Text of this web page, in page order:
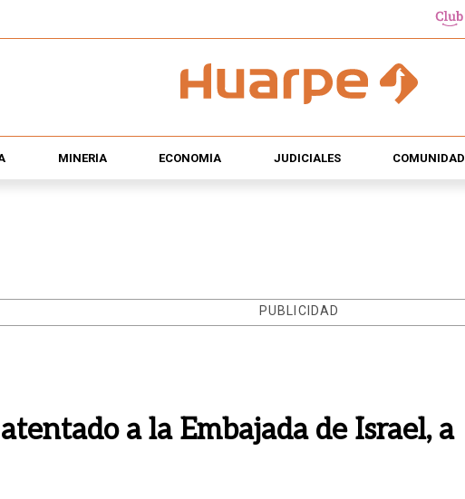
MINERÍA ECONOMÍA JUDICIALES COMUNIDAD
PUBLICIDAD
a la Embajada de Israel, a